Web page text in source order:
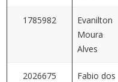
1785982
Evanilton
Moura
Alves
2026675
Fabio dos